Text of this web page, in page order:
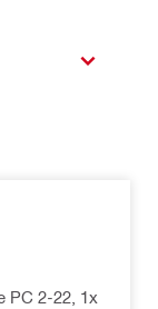
PC 2-22, 1x